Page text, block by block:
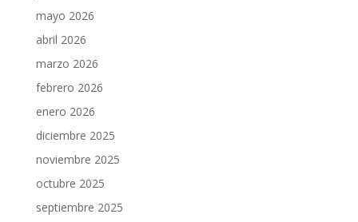
mayo 2026
abril 2026
marzo 2026
febrero 2026
enero 2026
diciembre 2025
noviembre 2025
octubre 2025
septiembre 2025